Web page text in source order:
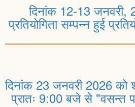
दिनांक 12-13 जनवरी,
प्रतियोगिता सम्पन्न हुई
दिनांक 23 जनवरी 2026 को
प्रातः 9:00 बजे से "वसन्त